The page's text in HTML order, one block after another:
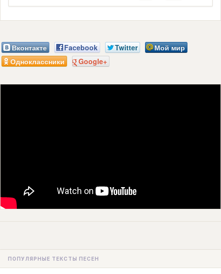
Вконтакте Facebook Twitter
Мой мир
Одноклассники
Google+
ПОПУЛЯРНЫЕ ТЕКСТЫ ПЕСЕН